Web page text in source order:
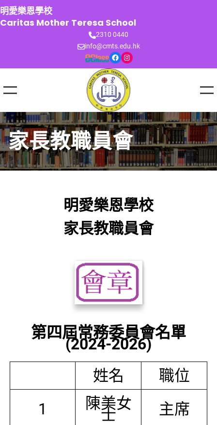
跳
至
主
明愛樂恩學校
Caritas Mother Teresa School
2310 0440
info@cmts.edu.hk
Facebook Instagram
家長教職員會
明愛樂恩學校
家長教職員會
第四屆常務委員會名單
(2024-2026)
姓名
職位
1
陳美女
士 主席